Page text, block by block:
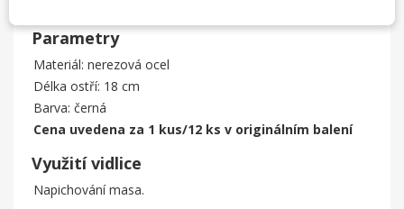
Parametry
Materiál: nerezová ocel
Délka ostří: 18 cm
Barva: černá
Cena uvedena za 1 kus/12 ks v originálním balení
Využití vidlice
Napichování masa.